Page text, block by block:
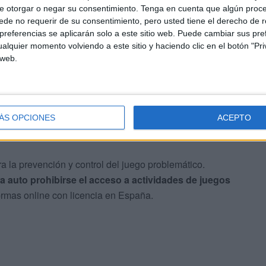
otorgar o negar su consentimiento. Tenga en cuenta que algún
no requerir de su consentimiento, pero usted tiene el derecho de
se aplicarán solo a este sitio web. Puede cambiar sus
momento volviendo a este sitio y haciendo clic en el botón
OPCIONES ACEPTO
a todos los salones que tengan un sistema de
de edad y personas inscritas en el Registro de
autoexclusión por ludopatía o a las que un juez lo ha
El
y como él mismo expresó a este medio de
motu proprio, decide
a nivel nacional.
la prevención y control del juego problemático.
auto prohibirse el acceso a actividades de juegos
online con licencia en España.